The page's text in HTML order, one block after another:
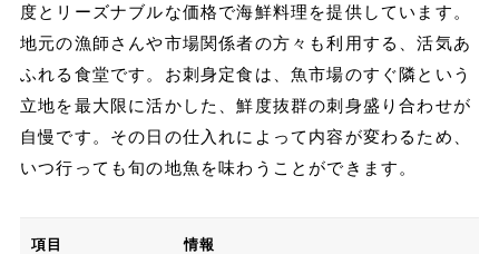
度とリーズナブルな価格で海鮮料理を提供しています。
地元の漁師さんや市場関係者の方々も利用する、活気あ
ふれる食堂です。お刺身定食は、魚市場のすぐ隣という
立地を最大限に活かした、鮮度抜群の刺身盛り合わせが
自慢です。その日の仕入れによって内容が変わるため、
いつ行っても旬の地魚を味わうことができます。
項目 情報